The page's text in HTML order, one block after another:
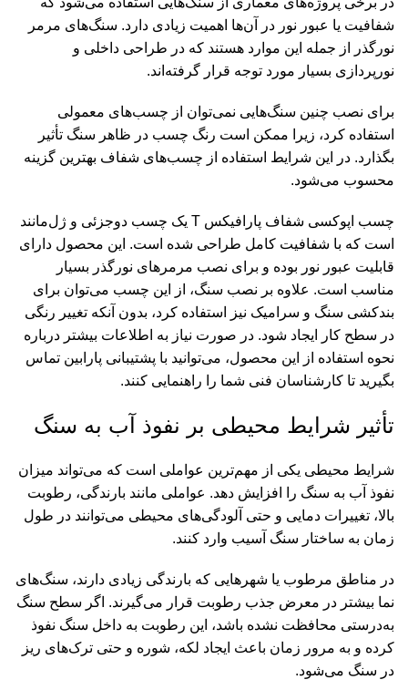
شفافیت یا عبور نور در آن‌ها اهمیت زیادی دارد. سنگ‌های مرمر
نورگذر از جمله این موارد هستند که در طراحی داخلی و
نورپردازی بسیار مورد توجه قرار گرفته‌اند.
برای نصب چنین سنگ‌هایی نمی‌توان از چسب‌های معمولی
استفاده کرد، زیرا ممکن است رنگ چسب در ظاهر سنگ تأثیر
بگذارد. در این شرایط استفاده از چسب‌های شفاف بهترین گزینه
محسوب می‌شود.
چسب اپوکسی شفاف پارافیکس T
یک چسب دوجزئی و ژل‌مانند
است که با شفافیت کامل طراحی شده است. این محصول دارای
قابلیت عبور نور بوده و برای نصب مرمرهای نورگذر بسیار
مناسب است. علاوه بر نصب سنگ، از این چسب می‌توان برای
بندکشی سنگ و سرامیک نیز استفاده کرد، بدون آنکه تغییر رنگی
در سطح کار ایجاد شود. در صورت نیاز به اطلاعات بیشتر درباره
نحوه استفاده از این محصول، می‌توانید با پشتیبانی پارابین تماس
بگیرید تا کارشناسان فنی شما را راهنمایی کنند.
تأثیر شرایط محیطی بر نفوذ آب به سنگ
شرایط محیطی یکی از مهم‌ترین عواملی است که می‌تواند میزان
نفوذ آب به سنگ را افزایش دهد. عواملی مانند بارندگی، رطوبت
بالا، تغییرات دمایی و حتی آلودگی‌های محیطی می‌توانند در طول
زمان به ساختار سنگ آسیب وارد کنند.
در مناطق مرطوب یا شهرهایی که بارندگی زیادی دارند، سنگ‌های
نما بیشتر در معرض جذب رطوبت قرار می‌گیرند. اگر سطح سنگ
به‌درستی محافظت نشده باشد، این رطوبت به داخل سنگ نفوذ
کرده و به مرور زمان باعث ایجاد لکه، شوره و حتی ترک‌های ریز
در سنگ می‌شود.